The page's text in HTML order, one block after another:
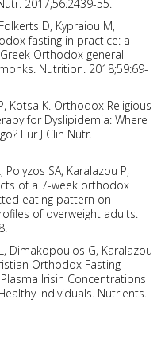
2017;56:2439-55.
D, Kypraiou M,
fasting in practice: a
Orthodox general
Nutrition. 2018;59:69-
Kotsa K. Orthodox Religious
for Dyslipidemia: Where
Eur J Clin Nutr.
SA, Karalazou P,
of a 7-week orthodox
eating pattern on
of overweight adults.
Dimakopoulos G, Karalazou
Orthodox Fasting
Irisin Concentrations
Individuals. Nutrients.